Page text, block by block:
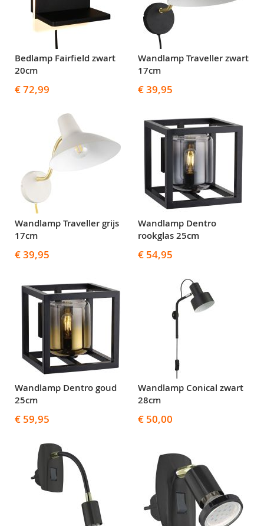
Bedlamp Fairfield zwart
20cm
€ 72,99
Wandlamp Traveller zwart
17cm
€ 39,95
Wandlamp Traveller grijs
17cm
€ 39,95
Wandlamp Dentro
rookglas 25cm
€ 54,95
Wandlamp Dentro goud
25cm
€ 59,95
Wandlamp Conical zwart
28cm
€ 50,00